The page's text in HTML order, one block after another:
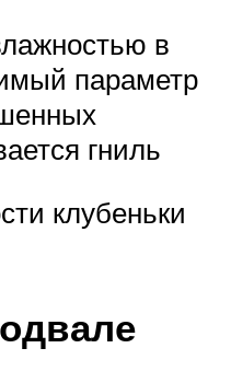
в
параметр
гниль
клубеньки